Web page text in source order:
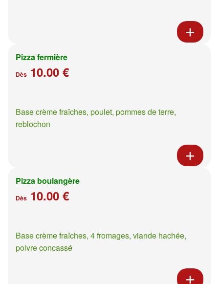
Pizza fermière
Dès 10.00 €
Base crème fraîches, poulet, pommes de terre,
reblochon
Pizza boulangère
Dès 10.00 €
Base crème fraîches, 4 fromages, viande hachée,
poivre concassé